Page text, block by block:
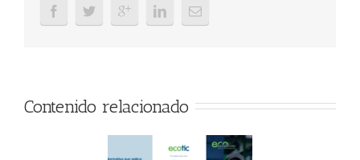
Contenido relacionado